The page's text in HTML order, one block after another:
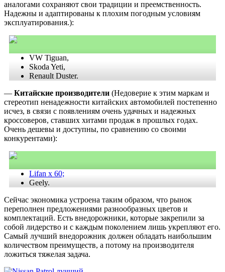
аналогами сохраняют свои традиции и преемственность.
Надежны и адаптированы к плохим погодным условиям
эксплуатирования.):
VW Tiguan,
Skoda Yeti,
Renault Duster.
— Китайские производители (Недоверие к этим маркам и
стереотип ненадежности китайских автомобилей постепенно
исчез, в связи с появлениям очень удачных и надежных
кроссоверов, ставших хитами продаж в прошлых годах.
Очень дешевы и доступны, по сравнению со своими
конкурентами):
Lifan x 60;
Geely.
Сейчас экономика устроена таким образом, что рынок
переполнен предложениями разнообразных цветов и
комплектаций. Есть внедорожники, которые закрепили за
собой лидерство и с каждым поколением лишь укрепляют его.
Самый лучший внедорожник должен обладать наибольшим
количеством преимуществ, а потому на производителя
ложиться тяжелая задача.